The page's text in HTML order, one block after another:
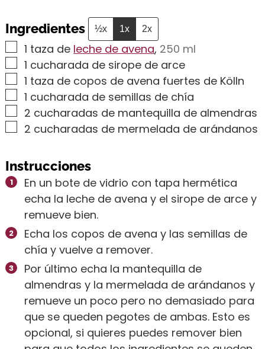
Ingredientes ½x 1x 2x
▢1 taza de leche de avena, 250 ml
▢1 cucharada de sirope de arce
▢1 taza de copos de avena fuertes de Kölln
▢1 cucharada de semillas de chía
▢
2 cucharadas de mantequilla de almendras
▢
2 cucharadas de mermelada de arándanos
Instrucciones
En un bote de vidrio con tapa hermética
echa la leche de avena y el sirope de arce y
remueve bien.
Echa los copos de avena y las semillas de
chía y vuelve a remover.
Por último echa la mantequilla de
almendras y la mermelada de arándanos y
remueve un poco pero no demasiado para
que se queden pegotes de ambas. Esto es
opcional, si quieres puedes remover bien